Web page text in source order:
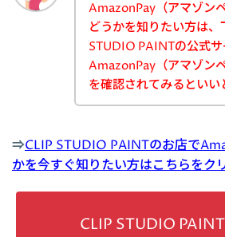
AmazonPay（アマゾン
どうかを知りたい方は、
STUDIO PAINTの公式
AmazonPay（アマゾン
を確認されてみるとい
⇒CLIP STUDIO PAINTのお店で
かを今すぐ知りたい方はこちらをク
CLIP STUDIO